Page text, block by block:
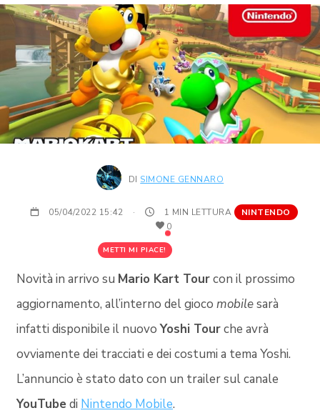
DI SIMONE GENNARO
05/04/2022 15:42 · 1 MIN LETTURA NINTENDO
METTI MI PIACE!
0
Novità in arrivo su Mario Kart Tourcon il prossimo
aggiornamento, all’interno del gioco mobilesarà
infatti disponibile il nuovoYoshi Tourche avrà
ovviamente dei tracciati e dei costumi a tema Yoshi.
L’annuncio è stato dato con un trailer sul canale
YouTubedi Nintendo Mobile.